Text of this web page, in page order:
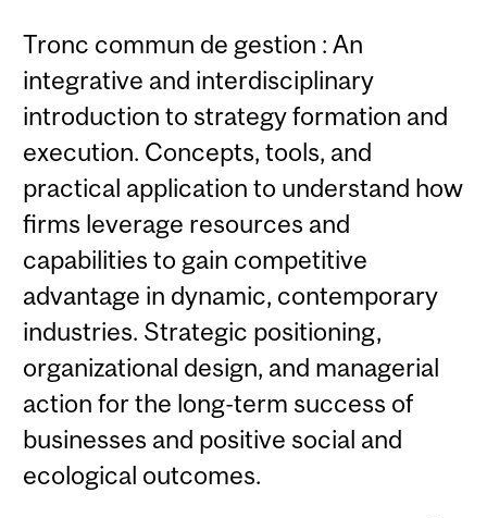
Tronc commun de gestion : An
integrative and interdisciplinary
introduction to strategy formation and
execution. Concepts, tools, and
practical application to understand how
firms leverage resources and
capabilities to gain competitive
advantage in dynamic, contemporary
industries. Strategic positioning,
organizational design, and managerial
action for the long-term success of
businesses and positive social and
ecological outcomes.